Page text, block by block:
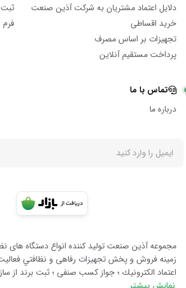
دلایل اعتماد مشتریان به شرکت آذین صنعت
خرید اقساطی
تجهیزات بر اساس مصرف
پرداخت مستقیم آنلاین
تماس با ما
درباره ما
زمينه فروش و پخش تجهيزات رفاهى و نظافتي فعاليت
اعتماد الكترونيك ؛ جواز كسب صنفى ؛ ثبت برند از
نمایش بیشتر